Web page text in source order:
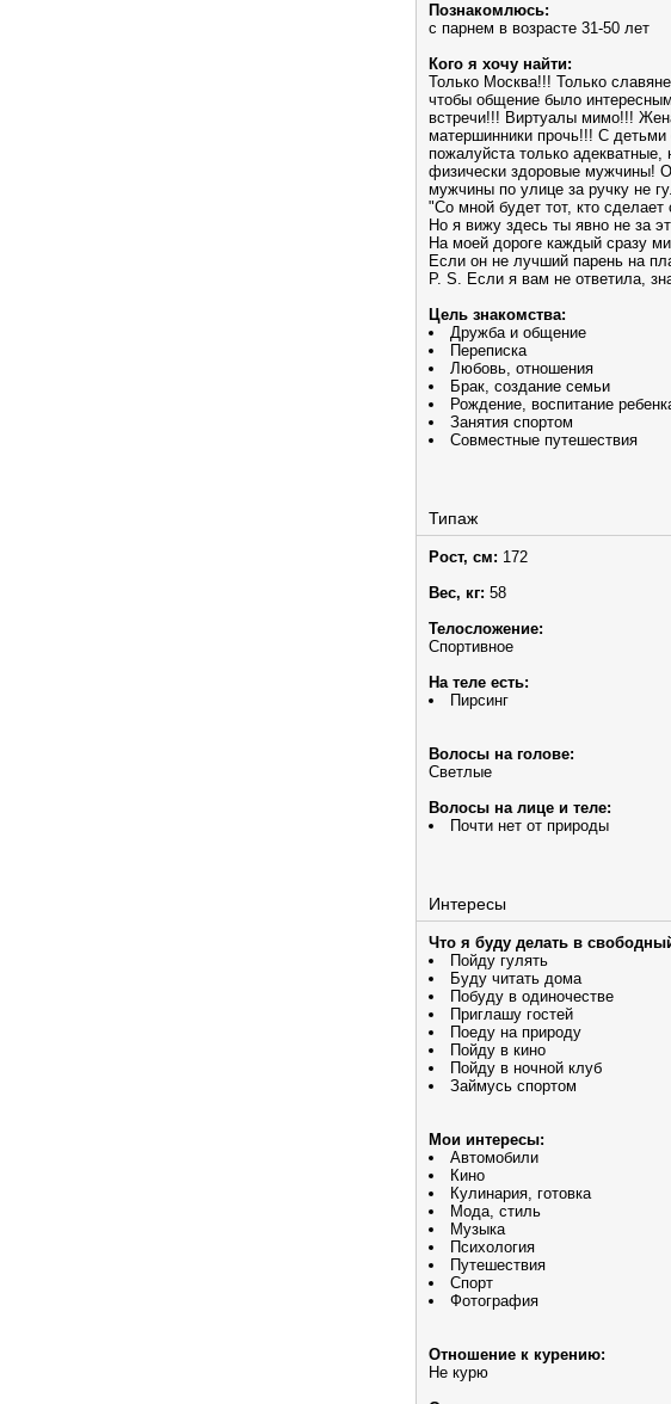
Познакомлюсь:
с парнем в возрасте 31-50 лет
Кого я хочу найти:
Только Москва!!! Только
чтобы общение было
встречи!!! Виртуалы мимо!!!
матершинники прочь!!! С
пожалуйста только
физически здоровые мужчины!
мужчины по улице за ручку не
"Со мной будет тот, кто сделает
Но я вижу здесь ты явно не за
На моей дороге каждый сразу
Если он не лучший парень на
P. S. Если я вам не ответила,
Цель знакомства:
Дружба и общение
Переписка
Любовь, отношения
Брак, создание семьи
Рождение, воспитание
Занятия спортом
Совместные путешествия
Типаж
Рост, см: 172
Вес, кг: 58
Телосложение:
Спортивное
На теле есть:
Пирсинг
Волосы на голове:
Светлые
Волосы на лице и теле:
Почти нет от природы
Интересы
Что я буду делать в
Пойду гулять
Буду читать дома
Побуду в одиночестве
Приглашу гостей
Поеду на природу
Пойду в кино
Пойду в ночной клуб
Займусь спортом
Мои интересы:
Автомобили
Кино
Кулинария, готовка
Мода, стиль
Музыка
Психология
Путешествия
Спорт
Фотография
Отношение к курению:
Не курю